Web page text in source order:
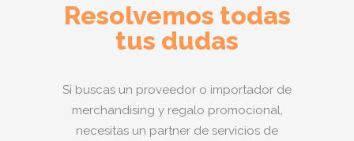
Resolvemos todas
tus dudas
Si buscas un proveedor o importador de
merchandising y regalo promocional,
necesitas un partner de servicios de